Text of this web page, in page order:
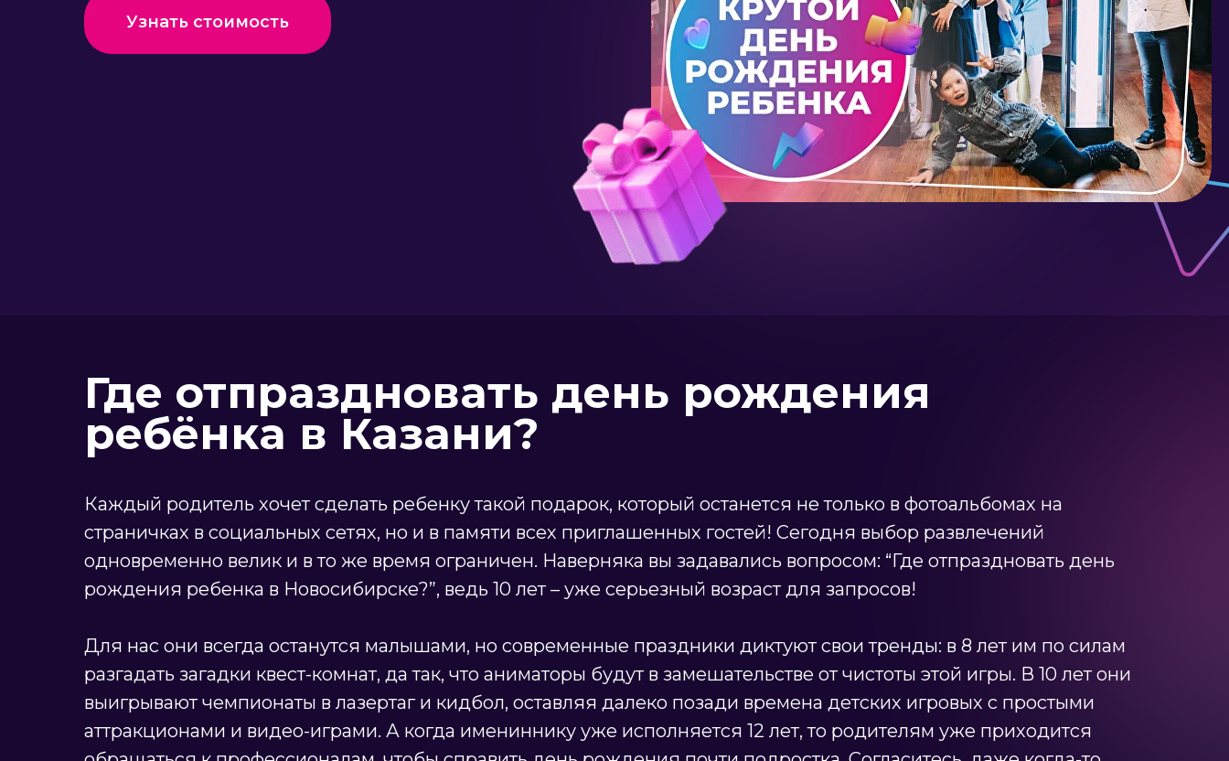
Узнать стоимость
Где отпраздновать день рождения
ребёнка в Казани?
Каждый родитель хочет сделать ребенку такой подарок, который останется не только в фотоальбомах на
страничках в социальных сетях, но и в памяти всех приглашенных гостей! Сегодня выбор развлечений
одновременно велик и в то же время ограничен. Наверняка вы задавались вопросом: “Где отпраздновать день
рождения ребенка в Новосибирске?”, ведь 10 лет – уже серьезный возраст для запросов!
Для нас они всегда останутся малышами, но современные праздники диктуют свои тренды: в 8 лет им по силам
разгадать загадки квест-комнат, да так, что аниматоры будут в замешательстве от чистоты этой игры. В 10 лет они
выигрывают чемпионаты в лазертаг и кидбол, оставляя далеко позади времена детских игровых с простыми
аттракционами и видео-играми. А когда имениннику уже исполняется 12 лет, то родителям уже приходится